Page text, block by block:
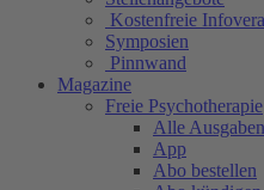
Kostenfreie
Symposien
Pinnwand
Magazine
Freie Psychotherapie
Alle Ausgaben
App
Abo bestellen